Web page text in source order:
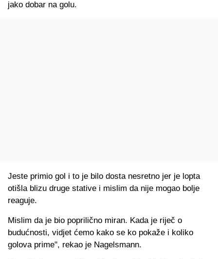
jako dobar na golu.
Jeste primio gol i to je bilo dosta nesretno jer je lopta
otišla blizu druge stative i mislim da nije mogao bolje
reaguje.
Mislim da je bio poprilično miran. Kada je riječ o
budućnosti, vidjet ćemo kako se ko pokaže i koliko
golova prime", rekao je Nagelsmann.